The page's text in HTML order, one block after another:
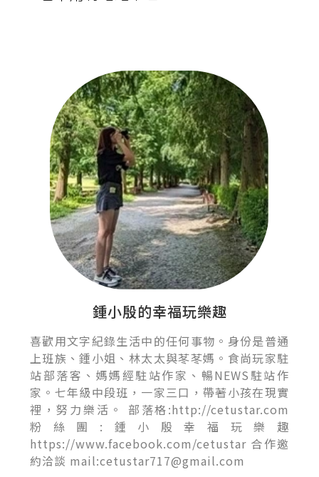
鍾小殷的幸福玩樂趣
喜歡用文字紀錄生活中的任何事物。身份是普通
上班族、鍾小姐、林太太與苳苳媽。食尚玩家駐
站部落客、媽媽經駐站作家、暢NEWS駐站作
家。七年級中段班，一家三口，帶著小孩在現實
裡，努力樂活。 部落格:http://cetustar.com
粉絲團:鍾小殷幸福玩樂趣
https://www.facebook.com/cetustar 合作邀
約洽談 mail:cetustar717@gmail.com